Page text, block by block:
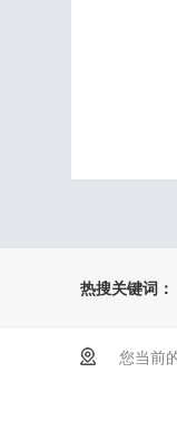
热搜关键词：
您当前